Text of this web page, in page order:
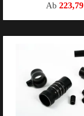
Ab